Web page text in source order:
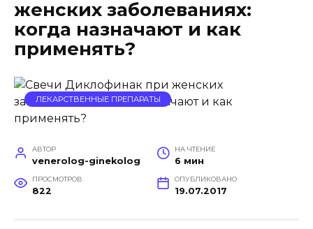
женских заболеваниях:
когда назначают и как
применять?
ЛЕКАРСТВЕННЫЕ ПРЕПАРАТЫ
АВТОР
venerolog-ginekolog
НА ЧТЕНИЕ
6 мин
ПРОСМОТРОВ
822
ОПУБЛИКОВАНО
19.07.2017